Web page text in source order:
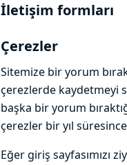
İletişim formları
Çerezler
Sitemize bir yorum
çerezlerde kaydetmeyi
başka bir yorum
çerezler bir yıl süresince
Eğer giriş sayfasımızı